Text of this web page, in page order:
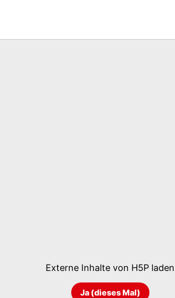
Externe Inhalte von H5P
Ja (dieses Mal)